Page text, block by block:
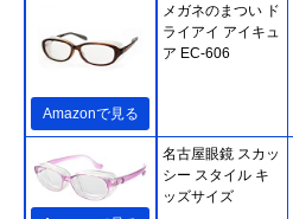
Amazonで見る
メガネのまつい ド
ライアイ アイキュ
ア EC-606
名古屋眼鏡 スカッ
シー スタイル キ
ッズサイズ